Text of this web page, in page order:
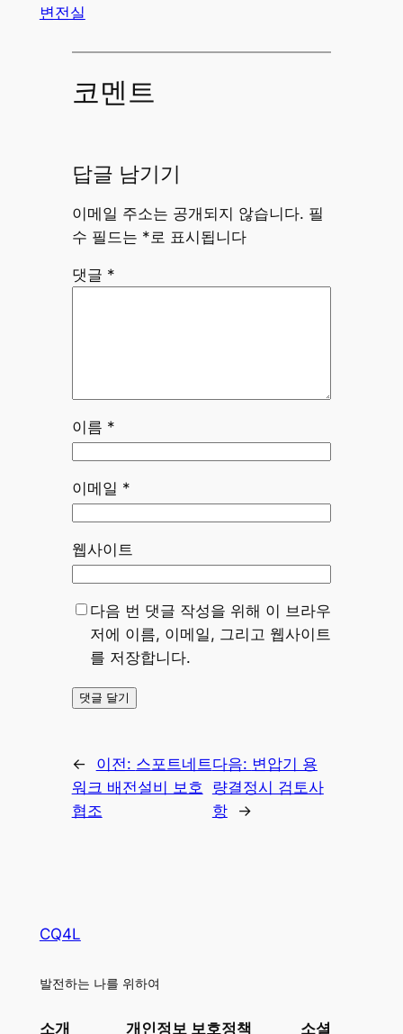
변전실
코멘트
답글 남기기
이메일 주소는 공개되지 않습니다. 필
수 필드는 * 로 표시됩니다
댓글 *
이름 *
이메일 *
웹사이트
다음 번 댓글 작성을 위해 이 브라우
저에 이름, 이메일, 그리고 웹사이트
를 저장합니다.
← 이전: 스포트네트
워크 배전설비 보호
협조
다음: 변압기 용
량결정시 검토사
항
→
CQ4L
발전하는 나를 위하여
소개 개인정보 보호정책 소셜